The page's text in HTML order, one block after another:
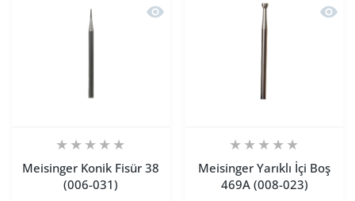
Hızlı Görünüm Meisinger Konik Fisür
Meisinger Konik Fisür 38
(006-031)
Hızlı
Meisinger Yarıklı İçi Boş
469A (008-023)